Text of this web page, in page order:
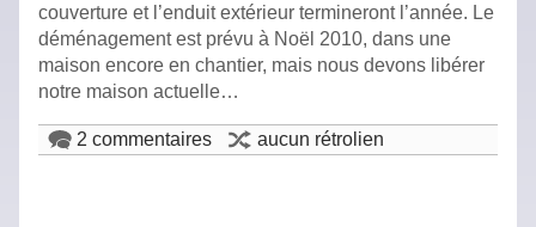
couverture et l’enduit extérieur termineront l’année. Le
déménagement est prévu à Noël 2010, dans une
maison encore en chantier, mais nous devons libérer
notre maison actuelle…
2 commentaires aucun rétrolien